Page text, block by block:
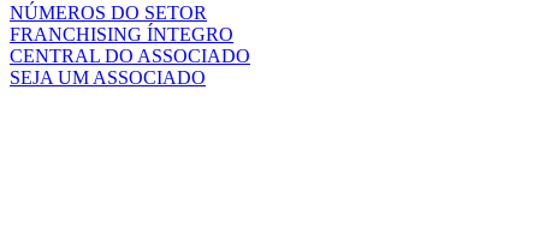
NÚMEROS DO SETOR
FRANCHISING ÍNTEGRO
CENTRAL DO ASSOCIADO
SEJA UM ASSOCIADO